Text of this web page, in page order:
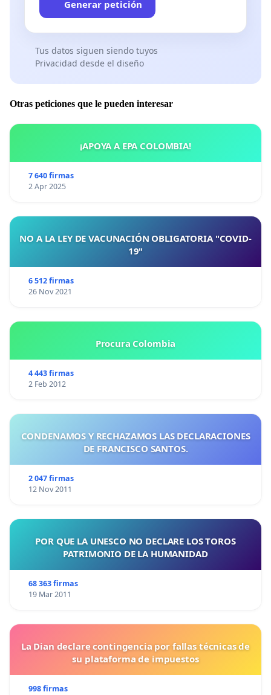
Generar petición
Tus datos siguen siendo tuyos
Privacidad desde el diseño
Otras peticiones que le pueden interesar
¡APOYA A EPA COLOMBIA!
7 640 firmas
2 Apr 2025
NO A LA LEY DE VACUNACIÓN OBLIGATORIA "COVID-
19"
6 512 firmas
26 Nov 2021
Procura Colombia
4 443 firmas
2 Feb 2012
CONDENAMOS Y RECHAZAMOS LAS DECLARACIONES
DE FRANCISCO SANTOS.
2 047 firmas
12 Nov 2011
POR QUE LA UNESCO NO DECLARE LOS TOROS
PATRIMONIO DE LA HUMANIDAD
68 363 firmas
19 Mar 2011
La Dian declare contingencia por fallas técnicas de
su plataforma de impuestos
998 firmas